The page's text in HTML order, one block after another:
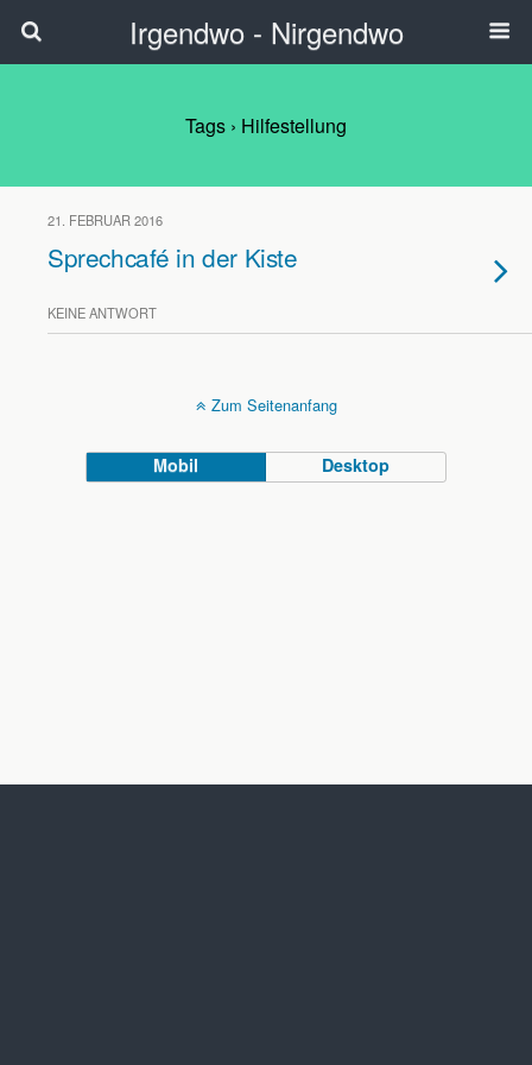
Irgendwo - Nirgendwo
Tags › Hilfestellung
21. FEBRUAR 2016
Sprechcafé in der Kiste
KEINE ANTWORT
Zum Seitenanfang
Mobil Desktop